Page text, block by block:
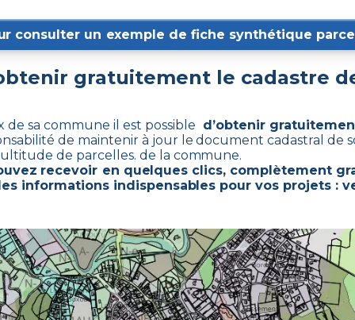
consulter un exemple de fiche synthétique
gratuitement le cadastre
de sa commune il est possible d’obtenir
de maintenir à jour le document cadastral de
de parcelles. de la commune.
recevoir en quelques clics, complètement
informations indispensables pour vos projets :